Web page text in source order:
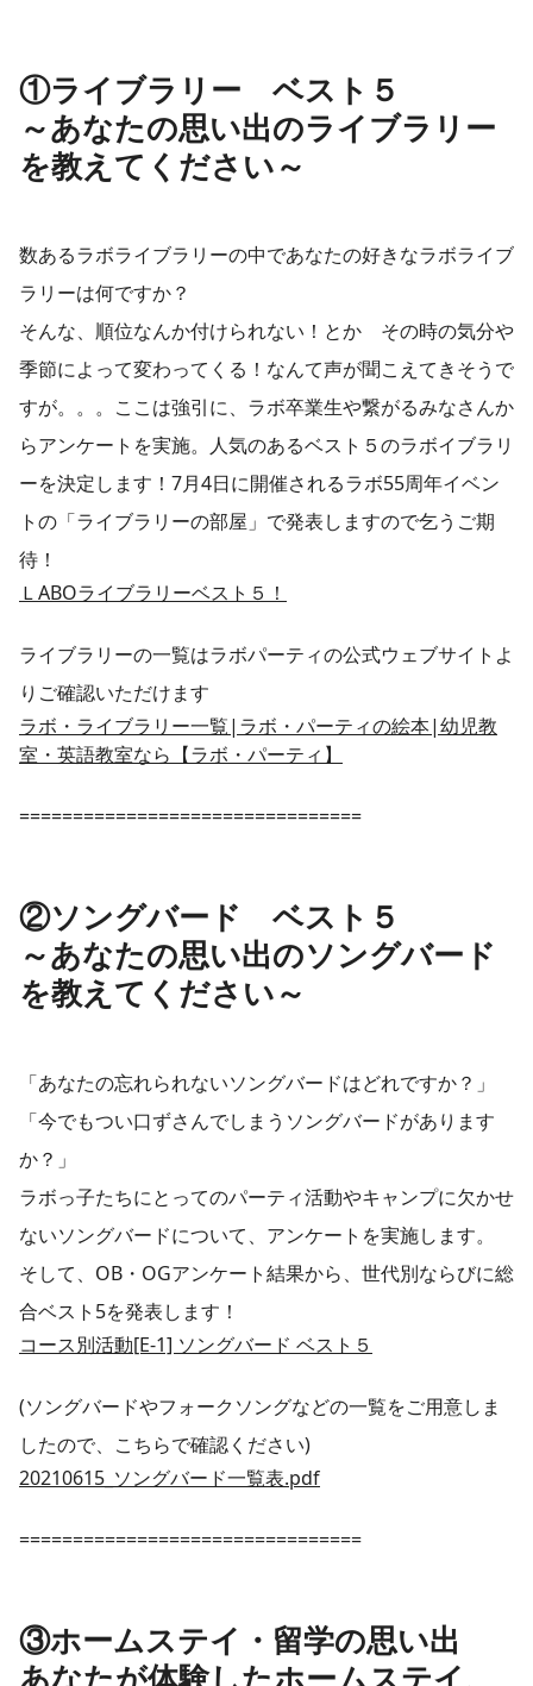
①ライブラリー ベスト５
～あなたの思い出のライブラリー
を教えてください～
数あるラボライブラリーの中であなたの好きなラボライブ
ラリーは何ですか？
そんな、順位なんか付けられない！とか その時の気分や
季節によって変わってくる！なんて声が聞こえてきそうで
すが。。。ここは強引に、ラボ卒業生や繋がるみなさんか
らアンケートを実施。人気のあるベスト５のラボイブラリ
ーを決定します！7月4日に開催されるラボ55周年イベン
トの「ライブラリーの部屋」で発表しますので乞うご期
待！
ＬABOライブラリーベスト５！
ライブラリーの一覧はラボパーティの公式ウェブサイトよ
りご確認いただけます
ラボ・ライブラリー一覧|ラボ・パーティの絵本|幼児教
室・英語教室なら【ラボ・パーティ】
================================
②ソングバード ベスト５
～あなたの思い出のソングバード
を教えてください～
「あなたの忘れられないソングバードはどれですか？」
「今でもつい口ずさんでしまうソングバードがあります
か？」
ラボっ子たちにとってのパーティ活動やキャンプに欠かせ
ないソングバードについて、アンケートを実施します。
そして、OB・OGアンケート結果から、世代別ならびに総
合ベスト5を発表します！
コース別活動[E-1] ソングバード ベスト５
(ソングバードやフォークソングなどの一覧をご用意しま
したので、こちらで確認ください)
20210615_ソングバード一覧表.pdf
================================
③ホームステイ・留学の思い出
あなたが体験したホームステイ、